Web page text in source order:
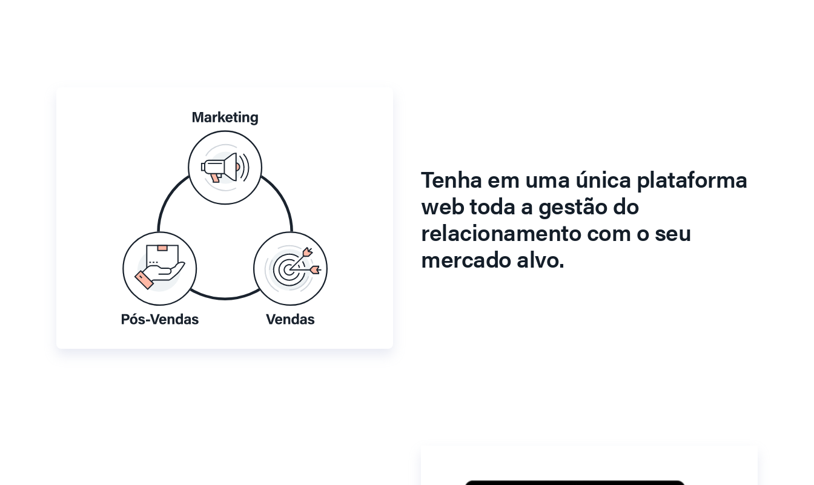
Tenha em uma única plataforma
web toda a gestão do
relacionamento com o seu
mercado alvo.